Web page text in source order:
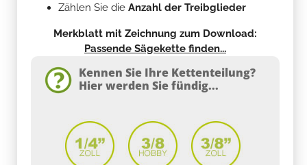
Zählen Sie die Anzahl der Treibglieder
Merkblatt mit Zeichnung zum Download:
Passende Sägekette finden...
Kennen Sie Ihre Kettenteilung?
Hier werden Sie fündig...